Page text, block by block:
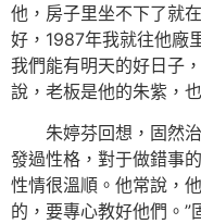
他，房子里坐不下了就
好，1987年我就往他廠
我們能有明天的好日子
說，老板是他的朱紫，
朱婷芬回想，固然
發過性格，對于做錯事
性情很溫順。他常說，
的，要專心教好他們。